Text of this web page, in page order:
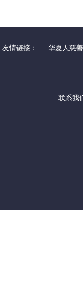
友情链接： 华夏人慈
联系我